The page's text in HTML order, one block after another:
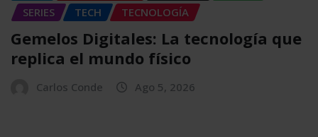
SERIES
TECH TECNOLOGÍA
Gemelos Digitales: La tecnología que
replica el mundo físico
Carlos Conde Ago 5, 2026